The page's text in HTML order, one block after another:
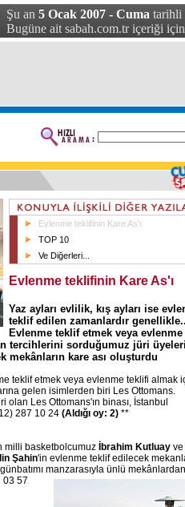
Şu an 5 Ocak 2007 - Cuma tarihli
Bugüne ait sabah.com.tr içeriği için
Evlenme teklifinin Kare As'ı
TOP 10
Ve Diğerleri...
Evlenme teklifinin Kare As'ı
Yaz ayları evlilik, kış ayları ise
teklif edilen zamanlardır
Evlenme teklif etmek veya
tercihlerini sorduğumuz jüri
kare ası oluşturdu
teklif etmek veya evlenme teklifi almak
gelen isimlerden biri Les Ottomans.
Les Ottomans'ın binası, İstanbul
287 10 24 (Aldığı oy: 2) **
milli basketbolcumuz İbrahim Kutluay ve
Şahin'in evlenme teklif edilecek
manzarasıyla ünlü
03 57